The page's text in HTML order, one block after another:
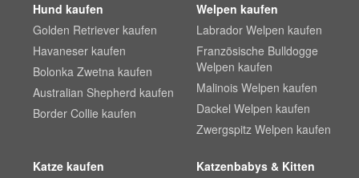
Hund kaufen
Golden Retriever kaufen
Havaneser kaufen
Bolonka Zwetna kaufen
Australian Shepherd kaufen
Border Collie kaufen
Welpen kaufen
Labrador Welpen kaufen
Französische Bulldogge
Welpen kaufen
Malinois Welpen kaufen
Dackel Welpen kaufen
Zwergspitz Welpen kaufen
Katze kaufen
Katzenbabys & Kitten